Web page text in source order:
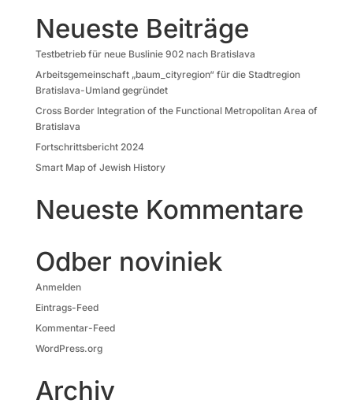
Neueste Beiträge
Testbetrieb für neue Buslinie 902 nach Bratislava
Arbeitsgemeinschaft „baum_cityregion“ für die Stadtregion
Bratislava-Umland gegründet
Cross Border Integration of the Functional Metropolitan Area of
Bratislava
Fortschrittsbericht 2024
Smart Map of Jewish History
Neueste Kommentare
Odber noviniek
Anmelden
Eintrags-Feed
Kommentar-Feed
WordPress.org
Archiv